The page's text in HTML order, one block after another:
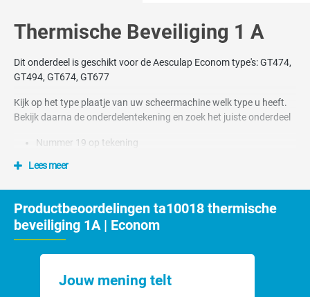
Thermische Beveiliging 1 A
Dit onderdeel is geschikt voor de Aesculap Econom type's: GT474,
GT494, GT674, GT677
Kijk op het type plaatje van uw scheermachine welk type u heeft.
Bekijk daarna de onderdelentekening en zoek het juiste onderdeel
Nummer 19 op tekening
Lees meer
Productbeoordelingen ta10018 thermische
beveiliging 1A | Econom
Jouw mening telt